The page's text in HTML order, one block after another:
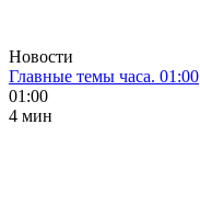
Новости
Главные темы часа. 01:00
01:00
4 мин